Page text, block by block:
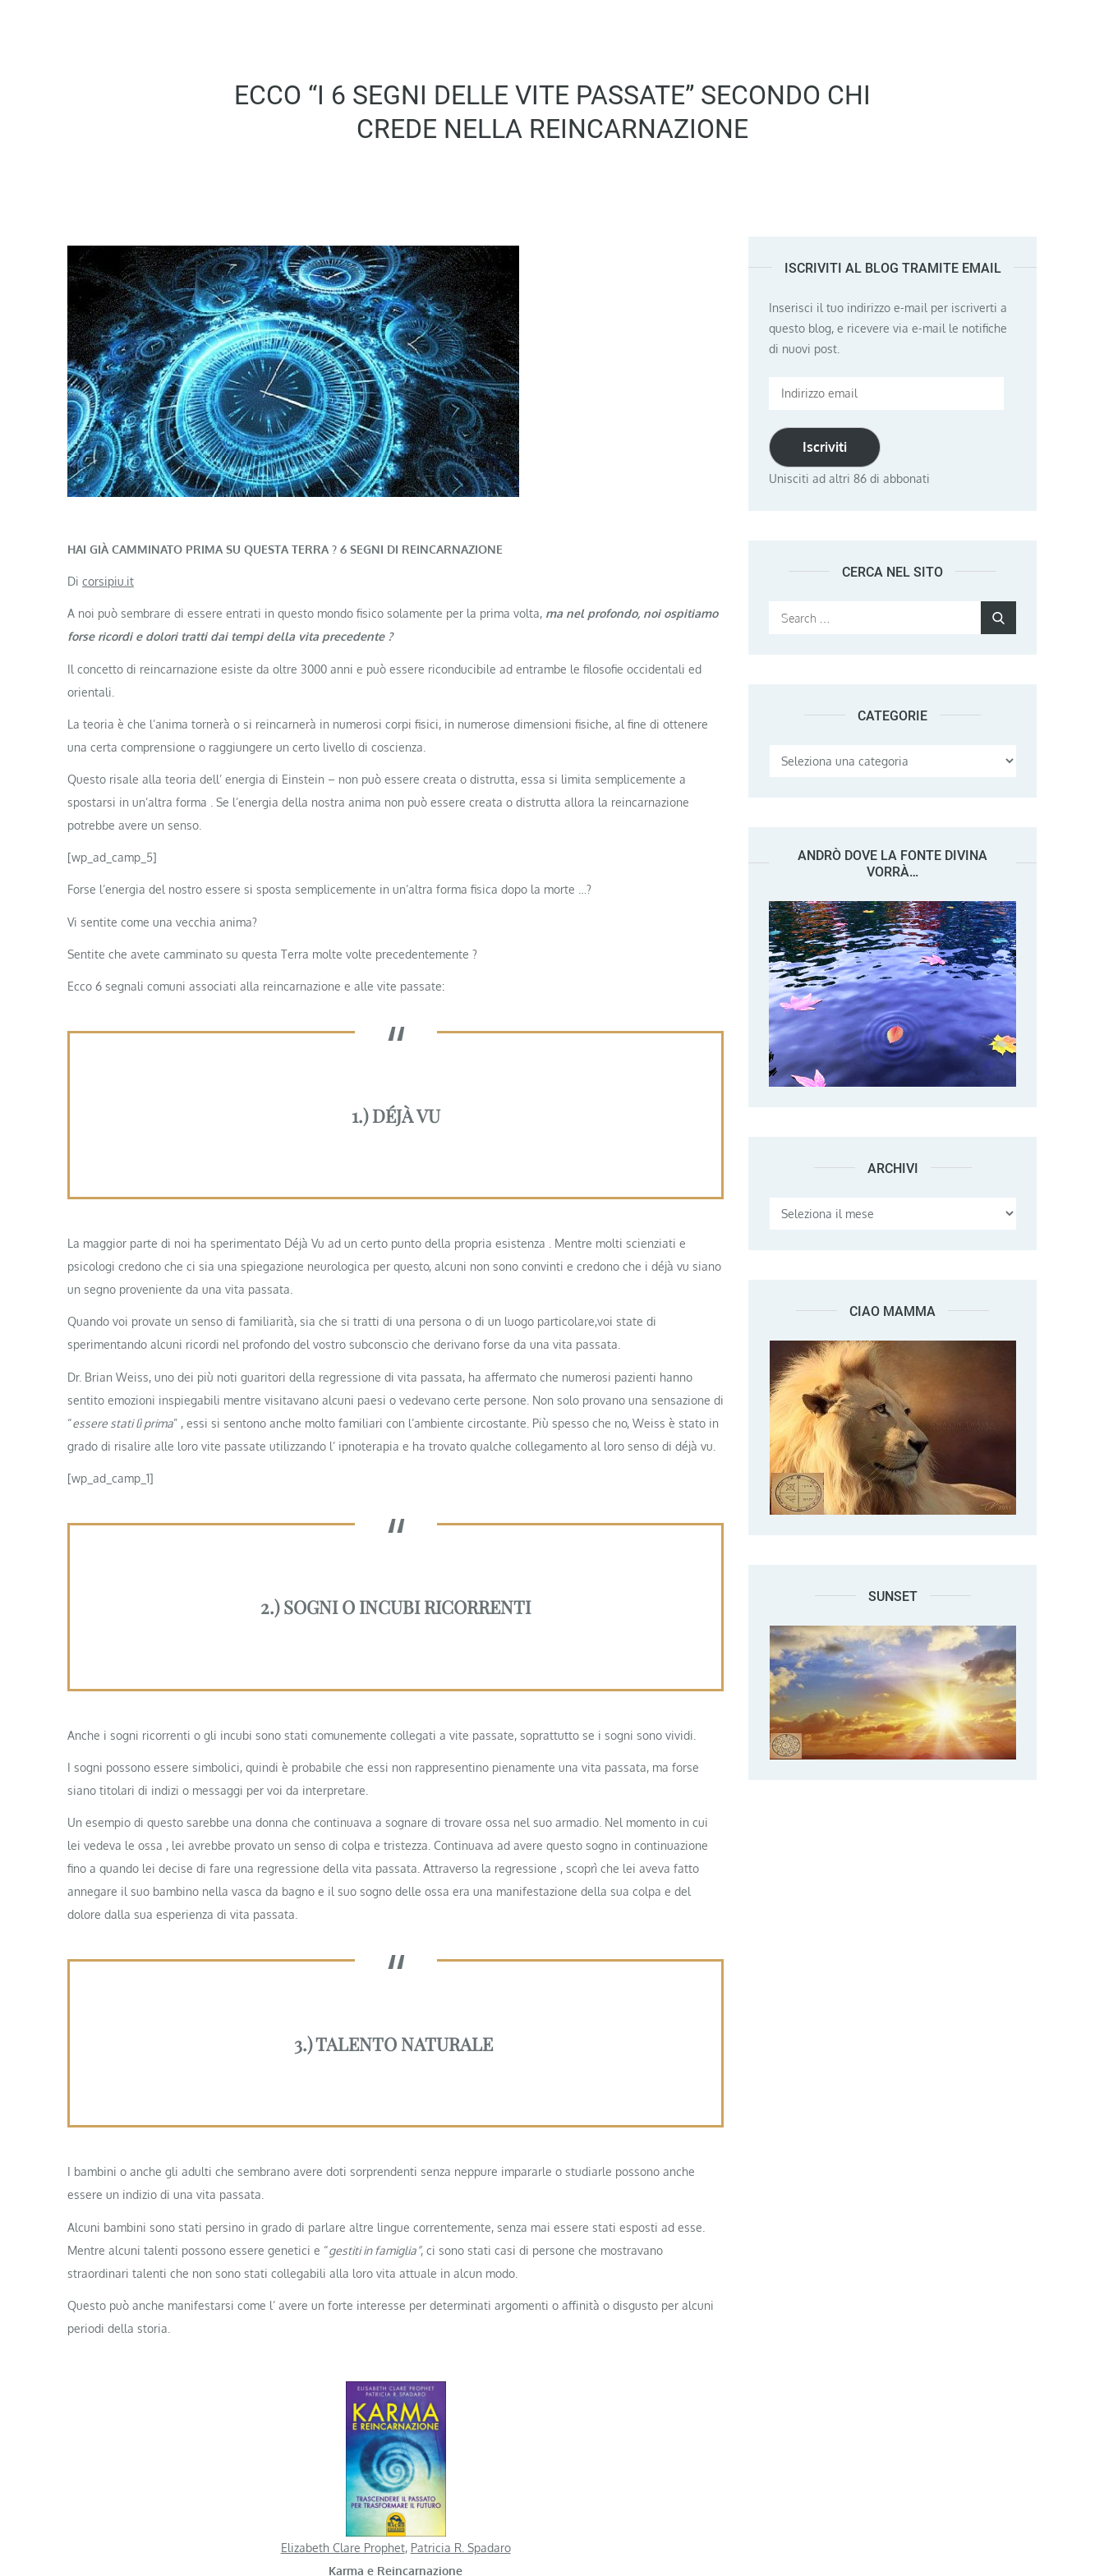
ECCO “I 6 SEGNI DELLE VITE PASSATE” SECONDO CHI
CREDE NELLA REINCARNAZIONE
HAI GIÀ CAMMINATO PRIMA SU QUESTA TERRA ? 6 SEGNI DI REINCARNAZIONE
Di corsipiu.it
A noi può sembrare di essere entrati in questo mondo fisico solamente per la prima volta, ma nel profondo, noi ospitiamo
forse ricordi e dolori tratti dai tempi della vita precedente ?
Il concetto di reincarnazione esiste da oltre 3000 anni e può essere riconducibile ad entrambe le filosofie occidentali ed
orientali.
La teoria è che l’anima tornerà o si reincarnerà in numerosi corpi fisici, in numerose dimensioni fisiche, al fine di ottenere
una certa comprensione o raggiungere un certo livello di coscienza.
Questo risale alla teoria dell’ energia di Einstein – non può essere creata o distrutta, essa si limita semplicemente a
spostarsi in un’altra forma . Se l’energia della nostra anima non può essere creata o distrutta allora la reincarnazione
potrebbe avere un senso.
[wp_ad_camp_5]
Forse l’energia del nostro essere si sposta semplicemente in un’altra forma fisica dopo la morte …?
Vi sentite come una vecchia anima?
Sentite che avete camminato su questa Terra molte volte precedentemente ?
Ecco 6 segnali comuni associati alla reincarnazione e alle vite passate:
1.) DÉJÀ VU
La maggior parte di noi ha sperimentato Déjà Vu ad un certo punto della propria esistenza . Mentre molti scienziati e
psicologi credono che ci sia una spiegazione neurologica per questo, alcuni non sono convinti e credono che i déjà vu siano
un segno proveniente da una vita passata.
Quando voi provate un senso di familiarità, sia che si tratti di una persona o di un luogo particolare,voi state di
sperimentando alcuni ricordi nel profondo del vostro subconscio che derivano forse da una vita passata.
Dr. Brian Weiss, uno dei più noti guaritori della regressione di vita passata, ha affermato che numerosi pazienti hanno
sentito emozioni inspiegabili mentre visitavano alcuni paesi o vedevano certe persone. Non solo provano una sensazione di
“essere stati lì prima” , essi si sentono anche molto familiari con l’ambiente circostante. Più spesso che no, Weiss è stato in
grado di risalire alle loro vite passate utilizzando l’ ipnoterapia e ha trovato qualche collegamento al loro senso di déjà vu.
[wp_ad_camp_1]
2.) SOGNI O INCUBI RICORRENTI
Anche i sogni ricorrenti o gli incubi sono stati comunemente collegati a vite passate, soprattutto se i sogni sono vividi.
I sogni possono essere simbolici, quindi è probabile che essi non rappresentino pienamente una vita passata, ma forse
siano titolari di indizi o messaggi per voi da interpretare.
Un esempio di questo sarebbe una donna che continuava a sognare di trovare ossa nel suo armadio. Nel momento in cui
lei vedeva le ossa , lei avrebbe provato un senso di colpa e tristezza. Continuava ad avere questo sogno in continuazione
fino a quando lei decise di fare una regressione della vita passata. Attraverso la regressione , scoprì che lei aveva fatto
annegare il suo bambino nella vasca da bagno e il suo sogno delle ossa era una manifestazione della sua colpa e del
dolore dalla sua esperienza di vita passata.
3.) TALENTO NATURALE
I bambini o anche gli adulti che sembrano avere doti sorprendenti senza neppure impararle o studiarle possono anche
essere un indizio di una vita passata.
Alcuni bambini sono stati persino in grado di parlare altre lingue correntemente, senza mai essere stati esposti ad esse.
Mentre alcuni talenti possono essere genetici e “gestiti in famiglia”, ci sono stati casi di persone che mostravano
straordinari talenti che non sono stati collegabili alla loro vita attuale in alcun modo.
Questo può anche manifestarsi come l’ avere un forte interesse per determinati argomenti o affinità o disgusto per alcuni
periodi della storia.
Elizabeth Clare Prophet, Patricia R. Spadaro
Karma e Reincarnazione
ISCRIVITI AL BLOG TRAMITE EMAIL
Inserisci il tuo indirizzo e-mail per iscriverti a
questo blog, e ricevere via e-mail le notifiche
di nuovi post.
Indirizzo
Iscriviti
Unisciti ad altri 86 di abbonati
CERCA NEL SITO
Search
CATEGORIE
Categorie
ANDRÒ DOVE LA FONTE DIVINA
VORRÀ…
ARCHIVI Archivi
CIAO MAMMA
SUNSET